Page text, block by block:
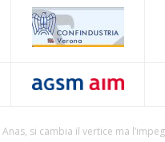
Anas, si cambia il vertice ma